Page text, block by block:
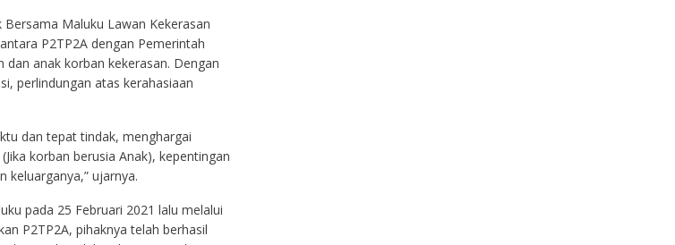
Maluku Lawan Kekerasan
P2TP2A dengan Pemerintah
anak korban kekerasan. Dengan
perlindungan atas kerahasiaan
dan tepat tindak, menghargai
korban berusia Anak), kepentingan
ujarnya.
pada 25 Februari 2021 lalu melalui
P2TP2A, pihaknya telah berhasil